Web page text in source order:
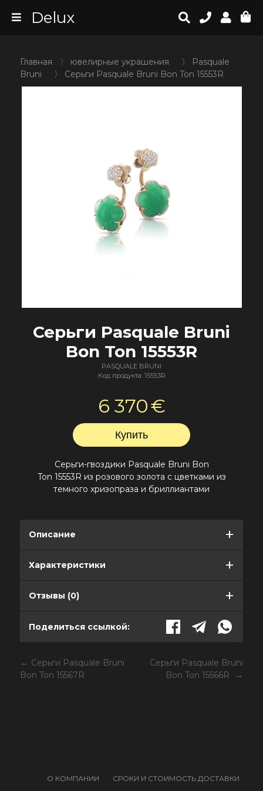
Delux
Главная 〉 ювелирные украшения 〉
Pasquale
Bruni
〉 Серьги Pasquale Bruni Bon Ton 15553R
Серьги Pasquale Bruni
Bon Ton 15553R
PASQUALE BRUNI
Код продукта: 15553R
6 370€
Серьги-гвоздики Pasquale Bruni Bon
Ton 15553R из розового золота с цветками из
темного хризопраза и бриллиантами
Описание
Характеристики
Отзывы (0)
Поделиться ссылкой:
Серьги Pasquale Bruni
Bon Ton 15567R
Серьги Pasquale Bruni
Bon Ton 15566R
О КОМПАНИИ СРОКИ И СТОИМОСТЬ ДОСТАВКИ